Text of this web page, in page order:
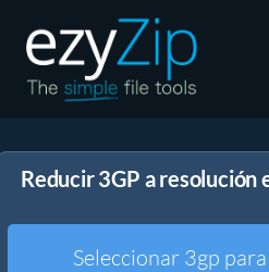
Descomprime
Reducir 3GP a resolución
Seleccionar 3gp